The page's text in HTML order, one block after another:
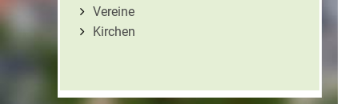
Vereine
Kirchen